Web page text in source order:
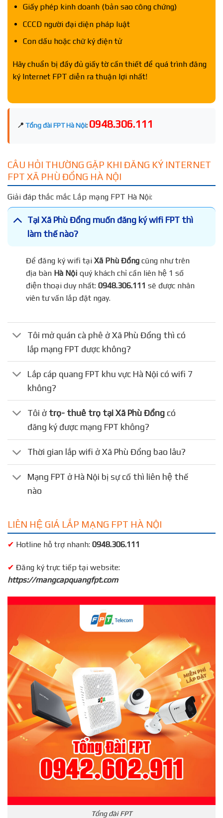
Giấy phép kinh doanh (bản sao công chứng)
CCCD người đại diện pháp luật
Con dấu hoặc chữ ký điện tử
Hãy chuẩn bị đầy đủ giấy tờ cần thiết để quá trình đăng
ký Internet FPT diễn ra thuận lợi nhất!
📍 Tổng đài FPT Hà Nội: 0948.306.111
CÂU HỎI THƯỜNG GẶP KHI ĐĂNG KÝ INTERNET
FPT XÃ PHÙ ĐỔNG HÀ NỘI
Giải đáp thắc mắc Lắp mạng FPT Hà Nội:
Tại Xã Phù Đổng muốn đăng ký wifi FPT thì
làm thế nào?
Để đăng ký wifi tạiXã Phù Đổngcũng như trên
địa bànHà Nộiquý khách chỉ cần liên hệ 1 số
điện thoại duy nhất:0948.306.111 sẽ được nhân
viên tư vấn lắp đặt ngay.
Tôi mở quán cà phê ở Xã Phù Đổng thì có
lắp mạng FPT được không?
Lắp cáp quang FPT khu vực Hà Nội có wifi 7
không?
Tôi ở trọ- thuê trọ tại Xã Phù Đổng có
đăng ký được mạng FPT không?
Thời gian lắp wifi ở Xã Phù Đổng bao lâu?
Mạng FPT ở Hà Nội bị sự cố thì liên hệ thế
nào
LIÊN HỆ GIÁ LẮP MẠNG FPT HÀ NỘI
✔ Hotline hỗ trợ nhanh: 0948.306.111
✔ Đăng ký trực tiếp tại website:
https://mangcapquangfpt.com
Tổng đài FPT